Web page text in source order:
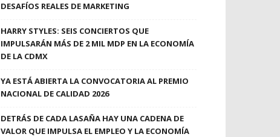
DESAFÍOS REALES DE MARKETING
HARRY STYLES: SEIS CONCIERTOS QUE
IMPULSARÁN MÁS DE 2 MIL MDP EN LA ECONOMÍA
DE LA CDMX
YA ESTÁ ABIERTA LA CONVOCATORIA AL PREMIO
NACIONAL DE CALIDAD 2026
DETRÁS DE CADA LASAÑA HAY UNA CADENA DE
VALOR QUE IMPULSA EL EMPLEO Y LA ECONOMÍA